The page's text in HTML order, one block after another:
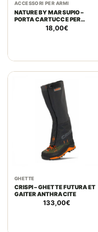
ACCESSORI PER ARMI
NATURE BY MARSUPIO –
PORTA CARTUCCE PER
CARABINA SHOT 2
IMBOTTITO IN MAR-TEX 600
18,00€
GHETTE
CRISPI – GHETTE FUTURA ET
GAITER ANTHRACITE
133,00€